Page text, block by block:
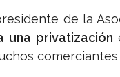
de la
una privatización